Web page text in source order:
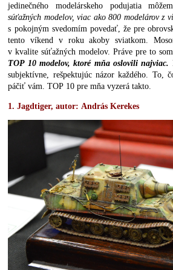
jedinečného modelárskeho podujatia
súťažných modelov, viac ako 800 modelárov z
s pokojným svedomím povedať, že pre
tento víkend v roku akoby sviatkom.
v kvalite súťažných modelov. Práve pre to
TOP 10 modelov, ktoré mňa oslovili najviac.
subjektívne, rešpektujúc názor každého. To,
páčiť vám. TOP 10 pre mňa vyzerá takto.
1. Jagdtiger, autor: András Kerekes